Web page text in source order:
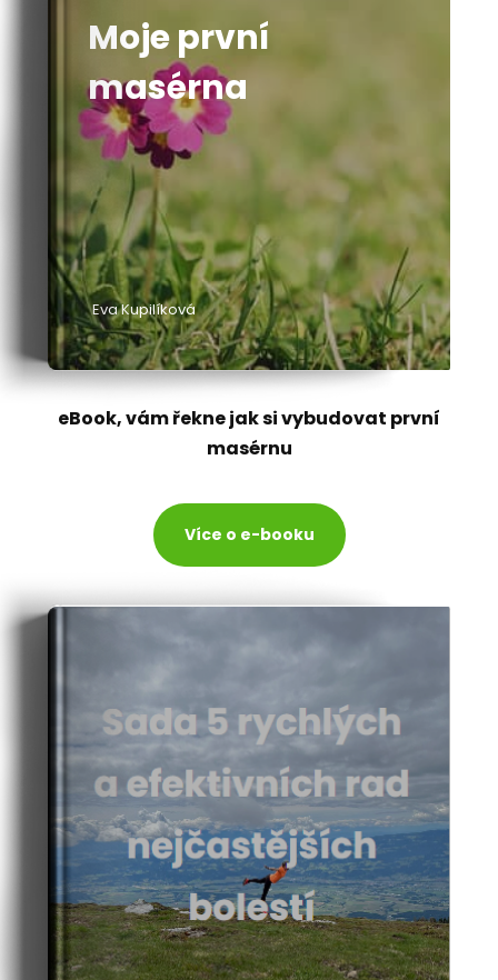
Moje první
masérna
Eva Kupilíková
eBook, vám řekne jak si vybudovat první
masérnu
Více o e-booku